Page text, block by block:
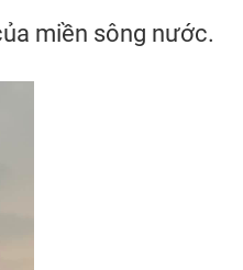
miền sông nước.